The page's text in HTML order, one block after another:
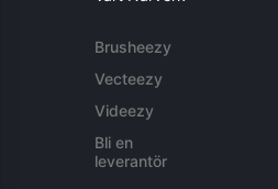
Brusheezy
Vecteezy
Videezy
Bli en
leverantör